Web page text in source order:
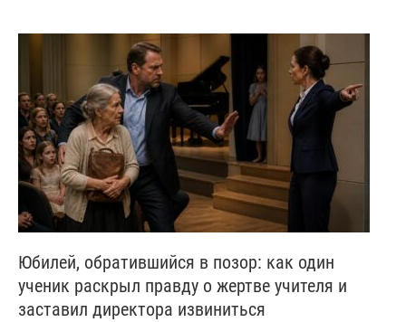
Юбилей, обратившийся в позор: как один
ученик раскрыл правду о жертве учителя и
заставил директора извиниться